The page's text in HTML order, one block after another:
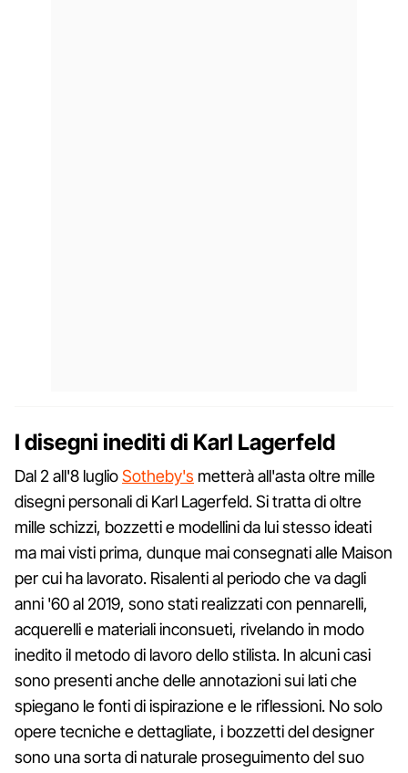
I disegni inediti di Karl Lagerfeld
Dal 2 all'8 luglioSotheby's metterà all'asta oltre mille
disegni personali di Karl Lagerfeld. Si tratta di oltre
mille schizzi, bozzetti e modellini da lui stesso ideati
ma mai visti prima, dunque mai consegnati alle Maison
per cui ha lavorato. Risalenti al periodo che va dagli
anni '60 al 2019, sono stati realizzati con pennarelli,
acquerelli e materiali inconsueti, rivelando in modo
inedito il metodo di lavoro dello stilista. In alcuni casi
sono presenti anche delle annotazioni sui lati che
spiegano le fonti di ispirazione e le riflessioni. No solo
opere tecniche e dettagliate, i bozzetti del designer
sono una sorta di naturale proseguimento del suo